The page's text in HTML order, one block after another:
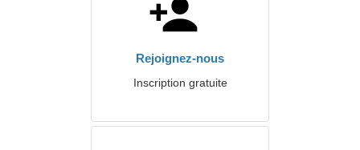
Rejoignez-nous
Inscription gratuite